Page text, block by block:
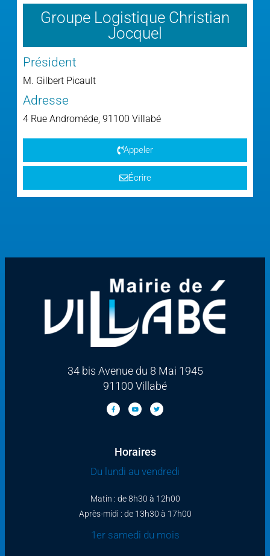
Groupe Logistique Christian
Jocquel
Président
M. Gilbert Picault
Adresse
4 Rue Androméde, 91100 Villabé
Appeler
Écrire
34 bis Avenue du 8 Mai 1945
91100 Villabé
Horaires
Du lundi au vendredi
Matin : de 8h30 à 12h00
Après-midi : de 13h30 à 17h00
1er samedi du mois